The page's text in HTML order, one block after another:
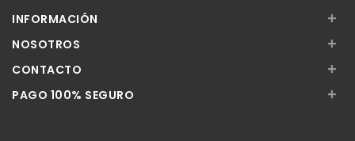
INFORMACIÓN +
NOSOTROS +
CONTACTO +
PAGO 100% SEGURO +